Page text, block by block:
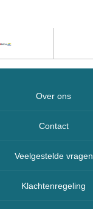
Over ons
Contact
Veelgestelde vragen
Klachtenregeling